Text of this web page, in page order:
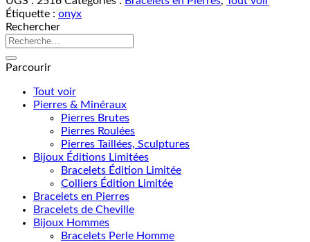
Étiquette : onyx
Rechercher
Recherche
Parcourir
Tout voir
Pierres & Minéraux
Pierres Brutes
Pierres Roulées
Pierres Taillées, Sculptures
Bijoux Éditions Limitées
Bracelets Édition Limitée
Colliers Édition Limitée
Bracelets en Pierres
Bracelets de Cheville
Bijoux Hommes
Bracelets Perle Homme